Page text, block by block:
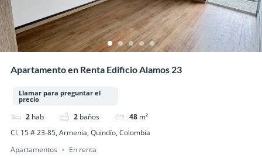
Apartamento en Renta Edificio Alamos 23
Llamar para preguntar el
precio
2 hab 2 baños 48 m²
Cl. 15 # 23-85, Armenia, Quindío, Colombia
Apartamentos
En renta